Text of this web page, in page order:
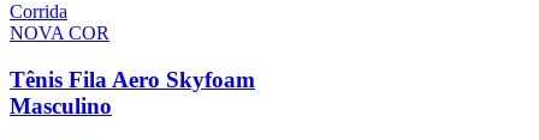
Corrida
NOVA COR
Tênis Fila Aero Skyfoam
Masculino